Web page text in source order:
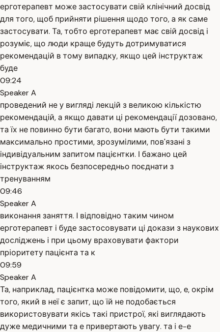
ерготерапевт може застосувати свій клінічний досвід
для того, щоб прийняти рішення щодо того, а як саме
застосувати. Та, тобто ерготерапевт має свій досвід і
розуміє, що люди краще будуть дотримуватися
рекомендацій в тому випадку, якщо цей інструктаж
буде
09:24
Speaker A
проведений не у вигляді лекцій з великою кількістю
рекомендацій, а якщо давати ці рекомендації дозовано,
та їх не повинно бути багато, вони мають бути такими
максимально простими, зрозумілими, пов'язані з
індивідуальним запитом пацієнтки. І бажано цей
інструктаж якось безпосередньо поєднати з
тренуванням
09:46
Speaker A
виконання заняття. І відповідно таким чином
ерготерапевт і буде застосовувати ці докази з наукових
досліджень і при цьому враховувати фактори
пріоритету пацієнта та к
09:59
Speaker A
Та, наприклад, пацієнтка може повідомити, що, е, окрім
того, який в неї є запит, що їй не подобається
використовувати якісь такі пристрої, які виглядають
дуже медичними та е привертають увагу. та і е-е